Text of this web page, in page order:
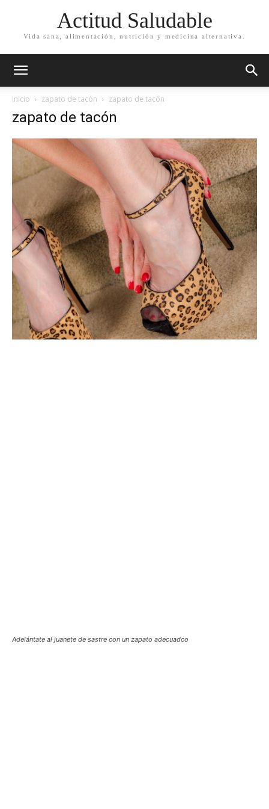
Actitud Saludable
Vida sana, alimentación, nutrición y medicina alternativa.
Inicio zapato de tacón zapato de tacón
zapato de tacón
Adelántate al juanete de sastre con un zapato adecuadco